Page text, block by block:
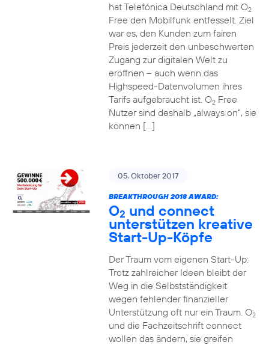
hat Telefónica Deutschland mit O2
Free den Mobilfunk entfesselt. Ziel
war es, den Kunden zum fairen
Preis jederzeit den unbeschwerten
Zugang zur digitalen Welt zu
eröffnen – auch wenn das
Highspeed-Datenvolumen ihres
Tarifs aufgebraucht ist. O2Free
Nutzer sind deshalb „always on“, sie
können […]
05. Oktober 2017
BREAKTHROUGH 2018 AWARD:
O2 und connect
unterstützen kreative
Start-Up-Köpfe
Der Traum vom eigenen Start-Up:
Trotz zahlreicher Ideen bleibt der
Weg in die Selbstständigkeit
wegen fehlender finanzieller
Unterstützung oft nur ein Traum. O2
und die Fachzeitschrift connect
wollen das ändern, sie greifen